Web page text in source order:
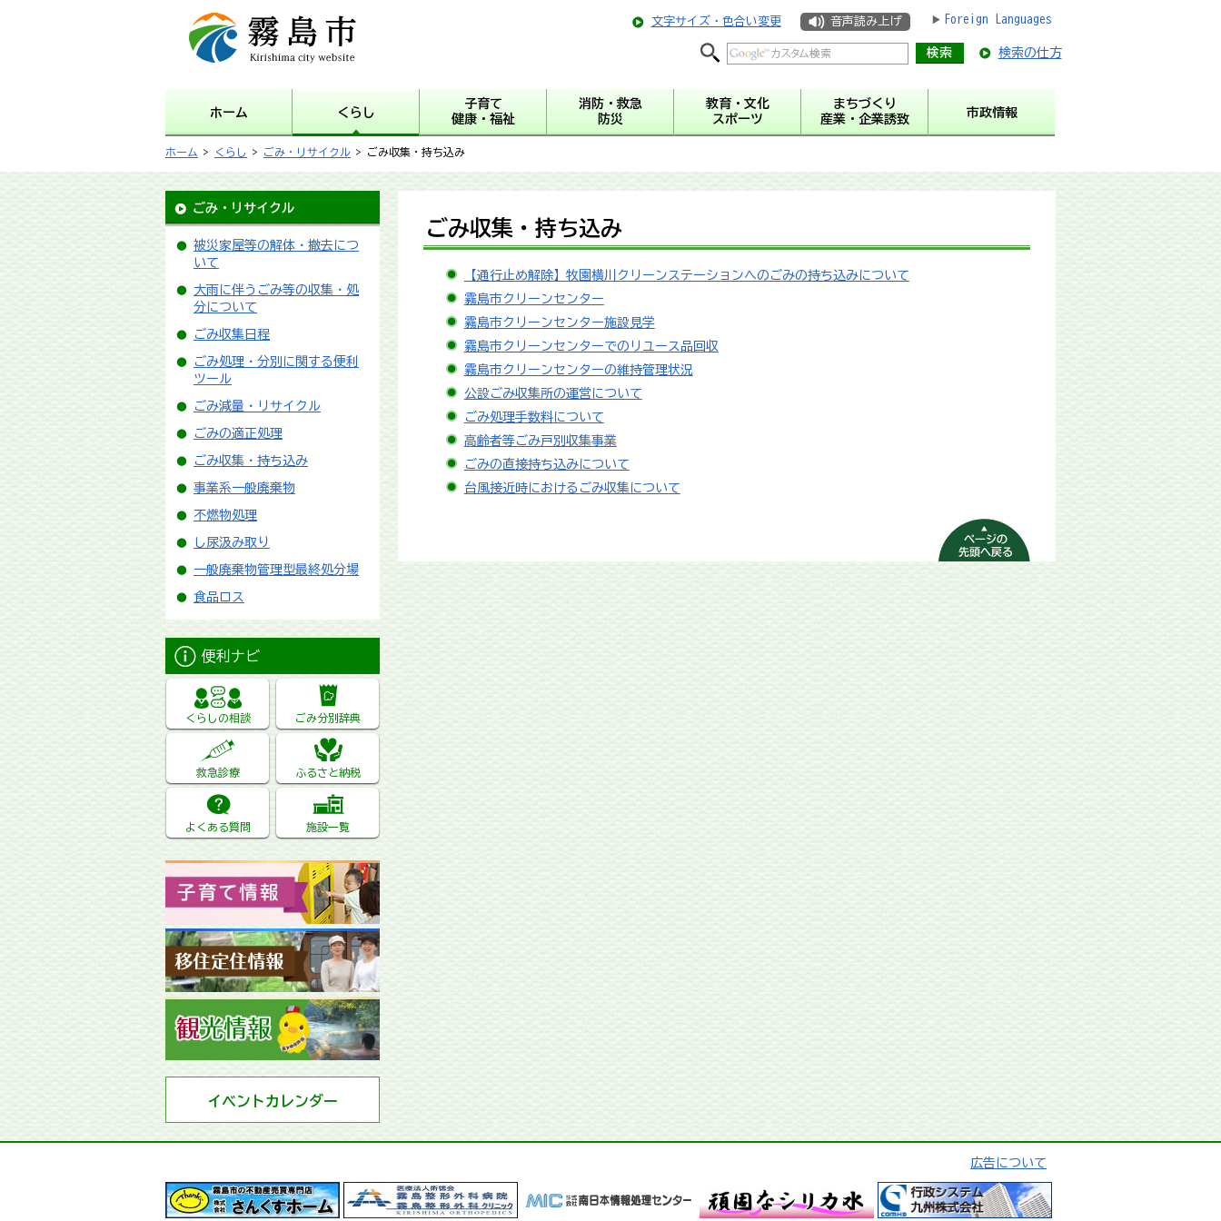
霧島市 Kirishima city
website
文字サイズ・色合い変更 音声読み上げ Foreign Languages
検索の仕方
ホーム くらし
子育て
健康・福祉
消防・救急
防災
教育・文化
スポーツ
まちづくり
産業・企業誘致
市政情報
ホーム > くらし > ごみ・リサイクル > ごみ収集・持ち込み
ごみ・リサイクル
被災家屋等の解体・撤去につ
いて
大雨に伴うごみ等の収集・処
分について
ごみ収集日程
ごみ処理・分別に関する便利
ツール
ごみ減量・リサイクル
ごみの適正処理
ごみ収集・持ち込み
事業系一般廃棄物
不燃物処理
し尿汲み取り
一般廃棄物管理型最終処分場
食品ロス
便利ナビ
くらしの相談 ごみ分別辞典
救急診療 ふるさと納税
よくある質問 施設一覧
イベントカレンダー
ごみ収集・持ち込み
【通行止め解除】牧園横川クリーンステーションへのごみの持ち込みについて
霧島市クリーンセンター
霧島市クリーンセンター施設見学
霧島市クリーンセンターでのリユース品回収
霧島市クリーンセンターの維持管理状況
公設ごみ収集所の運営について
ごみ処理手数料について
高齢者等ごみ戸別収集事業
ごみの直接持ち込みについて
台風接近時におけるごみ収集について
ページの先頭へ
戻る
広告について